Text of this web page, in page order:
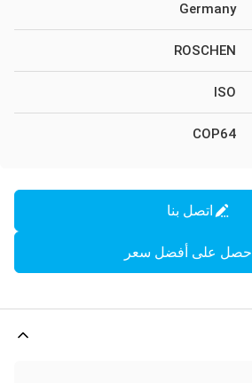
Germany
ROSCHEN
ISO
COP64
اتصل بنا
احصل على أفضل سعر